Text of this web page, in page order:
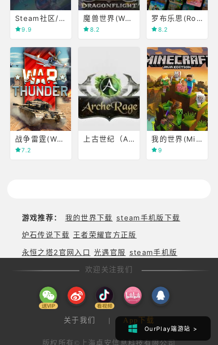
Steam社区/商店
9.9
魔兽世界(World of Warcraft)
8.2
罗布乐思(Roblox)
8.2
战争雷霆(War Thunder)
7.2
上古世纪（Arche Age0 我的世界(Minecraft)
9
OurPlay端游站 >
游戏推荐： 我的世界下载 steam手机版下载
炉石传说下载 王者荣耀官方正版
永恒之塔2官网入口 光遇官服
steam手机版
欢迎关注我们
关于我们 | App下载
版权所有©上海卓安信息科技有限公司
OurPlay端游站 >